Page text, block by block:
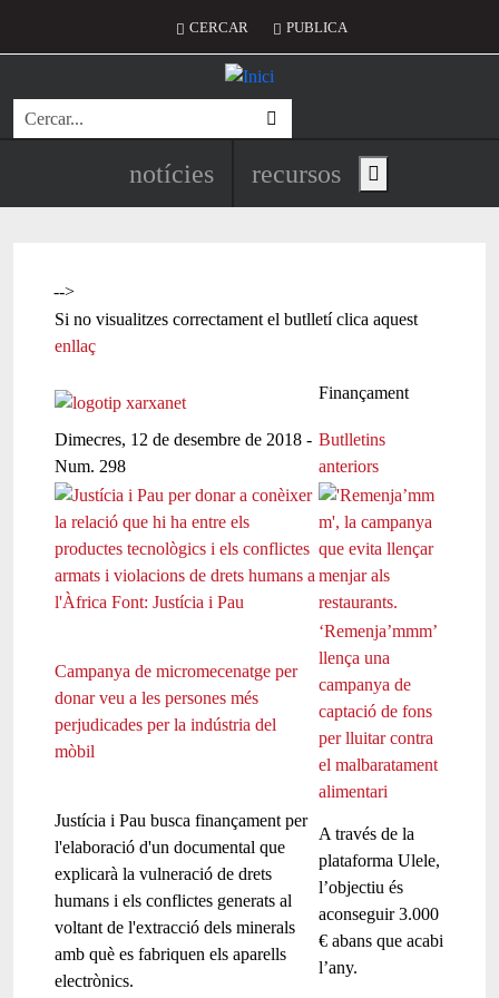
Menú del compte d'usuari
CERCAR PUBLICA
Cerca
Navegació principal de
notícies recursos Show main menu
-->
Si no visualitzes correctament el butlletí clica aquest
enllaç
Finançament
Dimecres, 12 de desembre de 2018 -
Num. 298
Butlletins
anteriors
Campanya de micromecenatge per
donar veu a les persones més
perjudicades per la indústria del
mòbil
‘Remenja’mmm’
llença una
campanya de
captació de fons
per lluitar contra
el malbaratament
alimentari
Justícia i Pau busca finançament per
l'elaboració d'un documental que
explicarà la vulneració de drets
humans i els conflictes generats al
voltant de l'extracció dels minerals
amb què es fabriquen els aparells
electrònics.
A través de la
plataforma Ulele,
l’objectiu és
aconseguir 3.000
€ abans que acabi
l’any.